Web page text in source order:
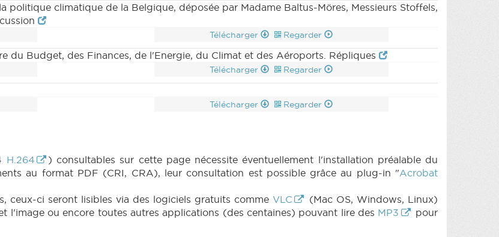
politique climatique de la Belgique, déposée par Madame Baltus-Möres, Messieurs Stoffels,
Télécharger Regarder
du Budget, des Finances, de l'Energie, du Climat et des Aéroports. Répliques
Télécharger Regarder
Télécharger Regarder
H.264
) consultables sur cette page nécessite éventuellement l'installation préalable du
au format PDF (CRI, CRA), leur consultation est possible grâce au plug-in "Acrobat
ceux-ci seront lisibles via des logiciels gratuits comme VLC
(Mac OS, Windows, Linux)
l'image ou encore toutes autres applications (des centaines) pouvant lire des MP3
pour